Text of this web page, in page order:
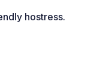
hostress.